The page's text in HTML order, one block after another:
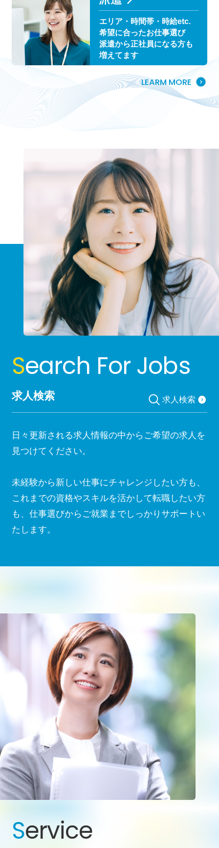
エリア・時間帯・時給etc.
希望に合ったお仕事選び
派遣から正社員になる方も
増えてます
LEARM MORE
Search For Jobs
求人検索 求人検索
日々更新される求人情報の中からご希望の求人を
見つけてください。
未経験から新しい仕事にチャレンジしたい方も、
これまでの資格やスキルを活かして転職したい方
も、仕事選びからご就業までしっかりサポートい
たします。
Service